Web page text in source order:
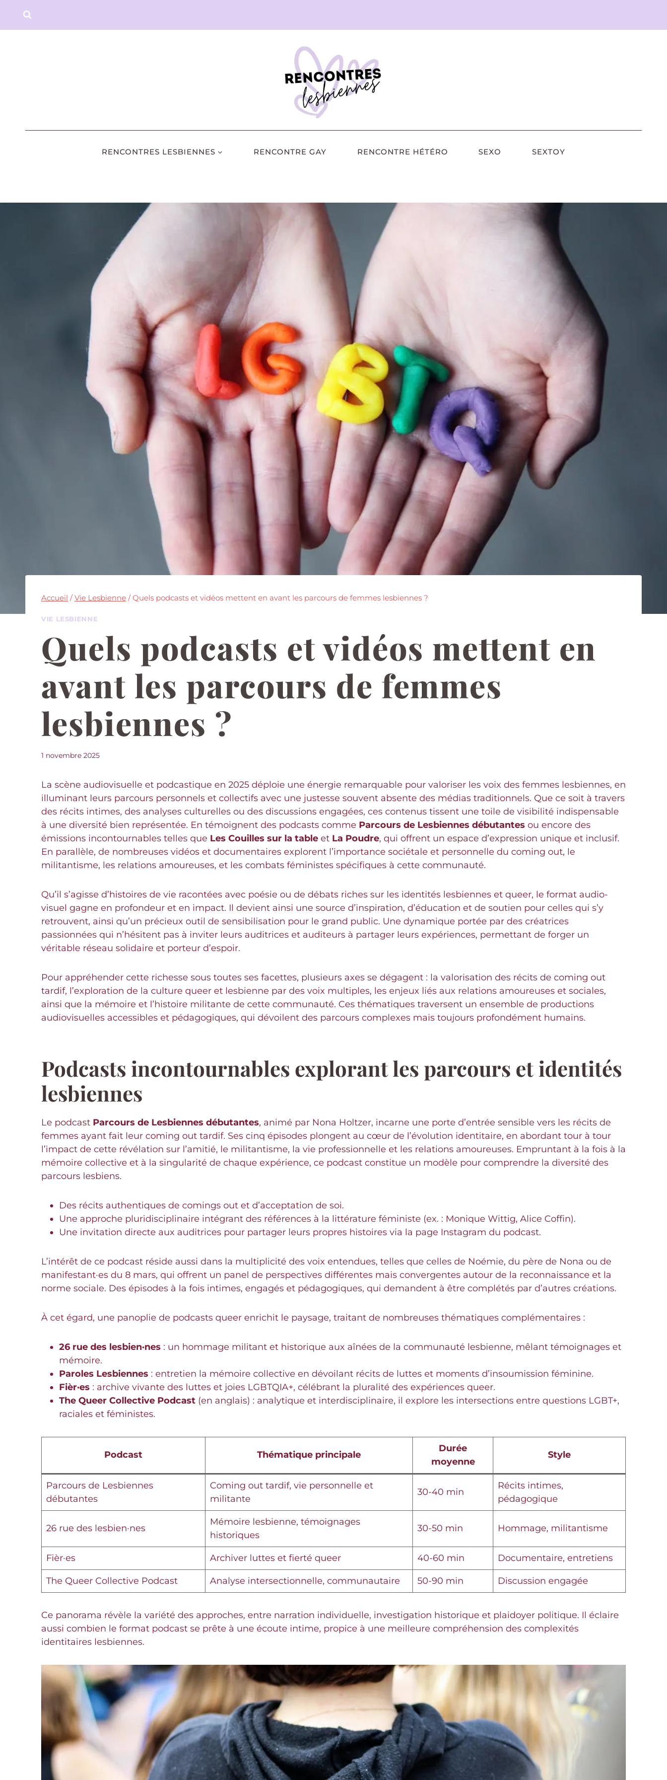
contenu
RENCONTRES LESBIENNES RENCONTRE GAY RENCONTRE HÉTÉRO SEXO SEXTOY
Accueil / Vie Lesbienne / Quels podcasts et vidéos mettent en avant les parcours de femmes lesbiennes ?
VIE LESBIENNE
Quels podcasts et vidéos mettent en
avant les parcours de femmes
lesbiennes ?
1 novembre 2025
La scène audiovisuelle et podcastique en 2025 déploie une énergie remarquable pour valoriser les voix des femmes lesbiennes, en
illuminant leurs parcours personnels et collectifs avec une justesse souvent absente des médias traditionnels. Que ce soit à travers
des récits intimes, des analyses culturelles ou des discussions engagées, ces contenus tissent une toile de visibilité indispensable
à une diversité bien représentée. En témoignent des podcasts comme Parcours de Lesbiennes débutantes ou encore des
émissions incontournables telles que Les Couilles sur la table et La Poudre, qui offrent un espace d’expression unique et inclusif.
En parallèle, de nombreuses vidéos et documentaires explorent l’importance sociétale et personnelle du coming out, le
militantisme, les relations amoureuses, et les combats féministes spécifiques à cette communauté.
Qu’il s’agisse d’histoires de vie racontées avec poésie ou de débats riches sur les identités lesbiennes et queer, le format audio-
visuel gagne en profondeur et en impact. Il devient ainsi une source d’inspiration, d’éducation et de soutien pour celles qui s’y
retrouvent, ainsi qu’un précieux outil de sensibilisation pour le grand public. Une dynamique portée par des créatrices
passionnées qui n’hésitent pas à inviter leurs auditrices et auditeurs à partager leurs expériences, permettant de forger un
véritable réseau solidaire et porteur d’espoir.
Pour appréhender cette richesse sous toutes ses facettes, plusieurs axes se dégagent : la valorisation des récits de coming out
tardif, l’exploration de la culture queer et lesbienne par des voix multiples, les enjeux liés aux relations amoureuses et sociales,
ainsi que la mémoire et l’histoire militante de cette communauté. Ces thématiques traversent un ensemble de productions
audiovisuelles accessibles et pédagogiques, qui dévoilent des parcours complexes mais toujours profondément humains.
Podcasts incontournables explorant les parcours et identités
lesbiennes
Le podcast Parcours de Lesbiennes débutantes, animé par Nona Holtzer, incarne une porte d’entrée sensible vers les récits de
femmes ayant fait leur coming out tardif. Ses cinq épisodes plongent au cœur de l’évolution identitaire, en abordant tour à tour
l’impact de cette révélation sur l’amitié, le militantisme, la vie professionnelle et les relations amoureuses. Empruntant à la fois à la
mémoire collective et à la singularité de chaque expérience, ce podcast constitue un modèle pour comprendre la diversité des
parcours lesbiens.
Des récits authentiques de comings out et d’acceptation de soi.
Une approche pluridisciplinaire intégrant des références à la littérature féministe (ex. : Monique Wittig, Alice Coffin).
Une invitation directe aux auditrices pour partager leurs propres histoires via la page Instagram du podcast.
L’intérêt de ce podcast réside aussi dans la multiplicité des voix entendues, telles que celles de Noémie, du père de Nona ou de
manifestant·es du 8 mars, qui offrent un panel de perspectives différentes mais convergentes autour de la reconnaissance et la
norme sociale. Des épisodes à la fois intimes, engagés et pédagogiques, qui demandent à être complétés par d’autres créations.
À cet égard, une panoplie de podcasts queer enrichit le paysage, traitant de nombreuses thématiques complémentaires :
26 rue des lesbien·nes : un hommage militant et historique aux aînées de la communauté lesbienne, mêlant témoignages et
mémoire.
Paroles Lesbiennes : entretien la mémoire collective en dévoilant récits de luttes et moments d’insoumission féminine.
Fièr·es : archive vivante des luttes et joies LGBTQIA+, célébrant la pluralité des expériences queer.
The Queer Collective Podcast (en anglais) : analytique et interdisciplinaire, il explore les intersections entre questions LGBT+,
raciales et féministes.
Podcast Thématique principale
Durée
moyenne
Style
Parcours de Lesbiennes
débutantes
Coming out tardif, vie personnelle et
militante
30-40 min
Récits intimes,
pédagogique
26 rue des lesbien·nes
Mémoire lesbienne, témoignages
historiques
30-50 min Hommage, militantisme
Fièr·es Archiver luttes et fierté queer 40-60 min Documentaire, entretiens
The Queer Collective Podcast Analyse intersectionnelle, communautaire 50-90 min Discussion engagée
Ce panorama révèle la variété des approches, entre narration individuelle, investigation historique et plaidoyer politique. Il éclaire
aussi combien le format podcast se prête à une écoute intime, propice à une meilleure compréhension des complexités
identitaires lesbiennes.